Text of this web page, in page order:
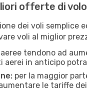
offerte di
dei voli
voli al miglior
tendono ad
aerei in anticipo
per la maggior
le tariffe